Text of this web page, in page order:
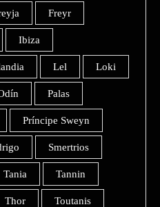
Freyr
Ibiza
Lel Loki
Palas
Príncipe Sweyn
Smertrios
Tania Tannin
Thor Toutanis